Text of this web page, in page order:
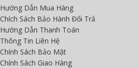
Hướng Dẫn Mua Hàng
Chích Sách Bảo Hành Đổi Trả
Hướng Dẫn Thanh Toán
Thông Tin Liên Hệ
Chính Sách Bảo Mật
Chính Sách Giao Hàng